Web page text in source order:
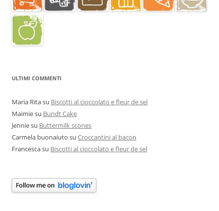
ULTIMI COMMENTI
Maria Ritasu Biscotti al cioccolato e fleur de sel
Maimiesu Bundt Cake
Jenniesu Buttermilk scones
Carmela buonaiuto su Croccantini al bacon
Francescasu Biscotti al cioccolato e fleur de sel